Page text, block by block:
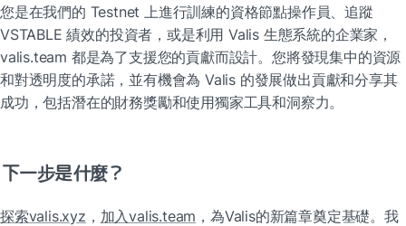
您是在我們的 Testnet 上進行訓練的資格節點操作員、追蹤
VSTABLE 績效的投資者，或是利用 Valis 生態系統的企業家，
valis.team 都是為了支援您的貢獻而設計。您將發現集中的資源
和對透明度的承諾，並有機會為 Valis 的發展做出貢獻和分享其
成功，包括潛在的財務獎勵和使用獨家工具和洞察力。
下一步是什麼？
探索valis.xyz ， 加入valis.team ，為Valis的新篇章奠定基礎。我